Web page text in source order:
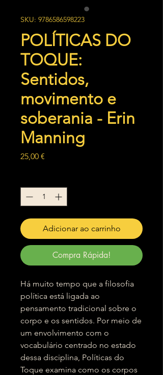
SKU: 9786586598223
POLÍTICAS DO
TOQUE:
Sentidos,
movimento e
soberania - Erin
Manning
25,00 €
Adicionar ao carrinho
Compra Rápida!
Há muito tempo que a filosofia
política está ligada ao
pensamento tradicional sobre o
corpo e os sentidos. Por meio de
um envolvimento com o
vocabulário centrado no estado
dessa disciplina, Políticas do
Toque examina como os corpos